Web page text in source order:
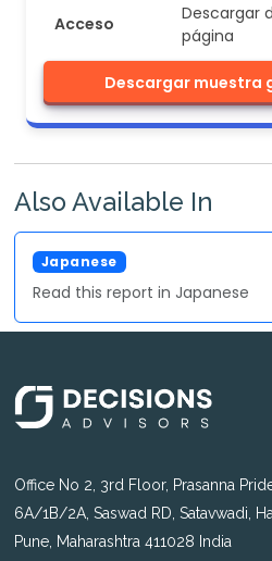
Acceso
Descargar
página
Descargar
Also Available In
Japanese
Read this report in Japanese
Office No 2, 3rd Floor, Prasanna
6A/1B/2A, Saswad RD, Satavwadi,
Pune, Maharashtra 411028 India